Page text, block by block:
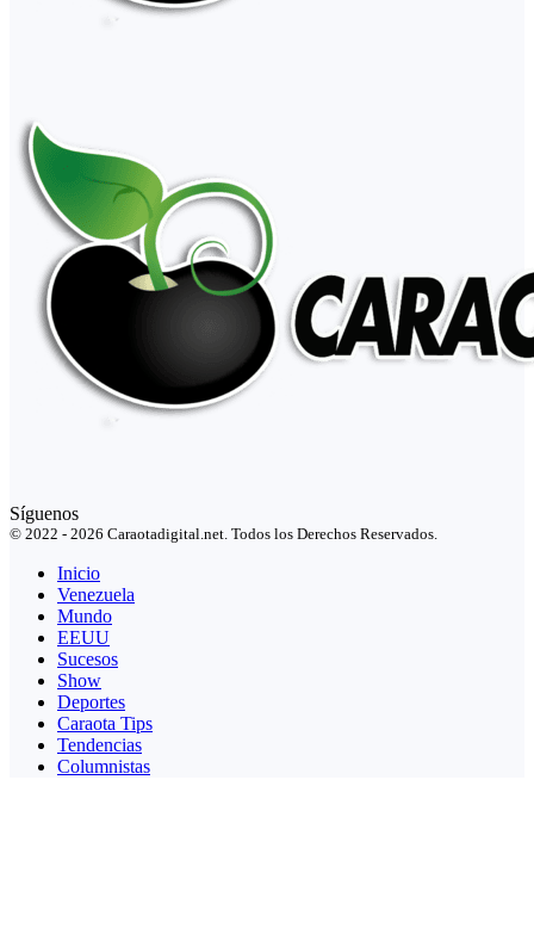
Síguenos
© 2022 - 2026 Caraotadigital.net. Todos los Derechos Reservados.
Inicio
Venezuela
Mundo
EEUU
Sucesos
Show
Deportes
Caraota Tips
Tendencias
Columnistas